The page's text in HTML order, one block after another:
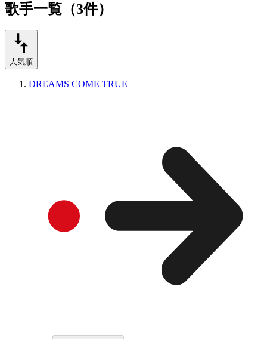
歌手一覧（3件）
人気順
DREAMS COME TRUE